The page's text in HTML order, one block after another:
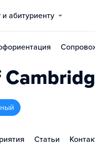
и абитуриенту
Статьи